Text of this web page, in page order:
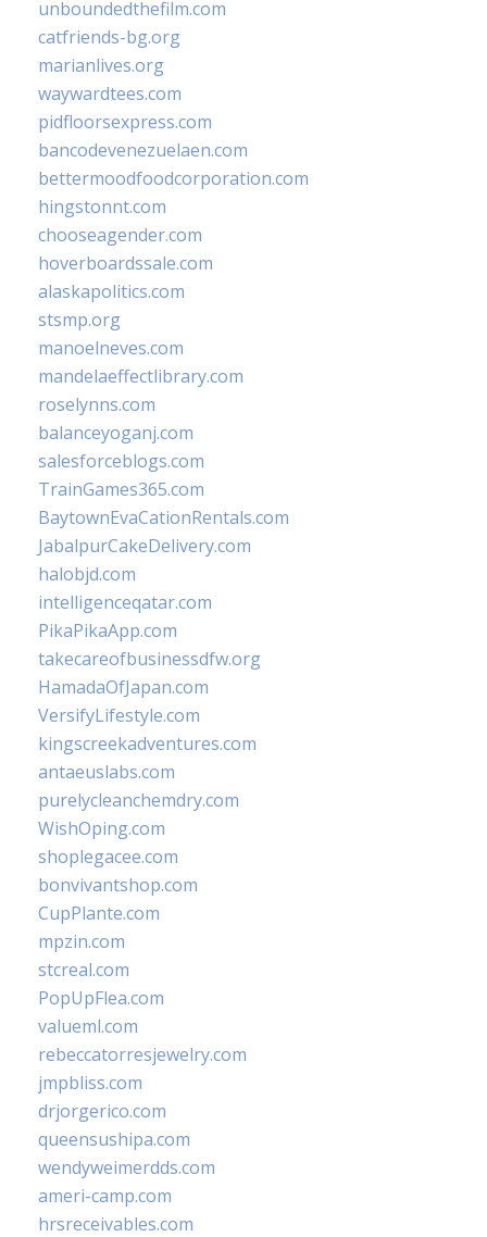
unboundedthefilm.com
catfriends-bg.org
marianlives.org
waywardtees.com
pidfloorsexpress.com
bancodevenezuelaen.com
bettermoodfoodcorporation.com
hingstonnt.com
chooseagender.com
hoverboardssale.com
alaskapolitics.com
stsmp.org
manoelneves.com
mandelaeffectlibrary.com
roselynns.com
balanceyoganj.com
salesforceblogs.com
TrainGames365.com
BaytownEvaCationRentals.com
JabalpurCakeDelivery.com
halobjd.com
intelligenceqatar.com
PikaPikaApp.com
takecareofbusinessdfw.org
HamadaOfJapan.com
VersifyLifestyle.com
kingscreekadventures.com
antaeuslabs.com
purelycleanchemdry.com
WishOping.com
shoplegacee.com
bonvivantshop.com
CupPlante.com
mpzin.com
stcreal.com
PopUpFlea.com
valueml.com
rebeccatorresjewelry.com
jmpbliss.com
drjorgerico.com
queensushipa.com
wendyweimerdds.com
ameri-camp.com
hrsreceivables.com